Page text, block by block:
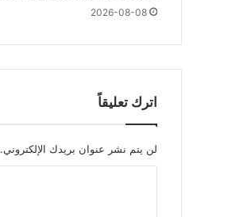
2026-08-08
اترك تعليقاً
لن يتم نشر عنوان بريدك الإلكتروني.